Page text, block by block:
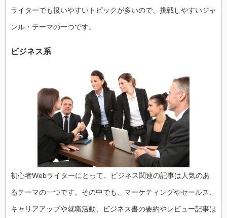
ライターでも扱いやすいトピックが多いので、挑戦しやすいジャ
ンル・テーマの一つです。
ビジネス系
初心者Webライターにとって、ビジネス関連の記事は人気のあ
るテーマの一つです。その中でも、マーケティングやセールス、
キャリアアップや就職活動、ビジネス書の要約やレビュー記事は